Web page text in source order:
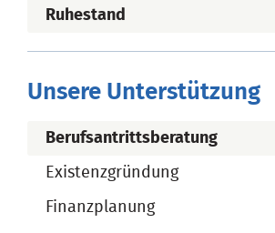
Ruhestand
Unsere Unterstützung
Berufsantrittsberatung
Existenzgründung
Finanzplanung